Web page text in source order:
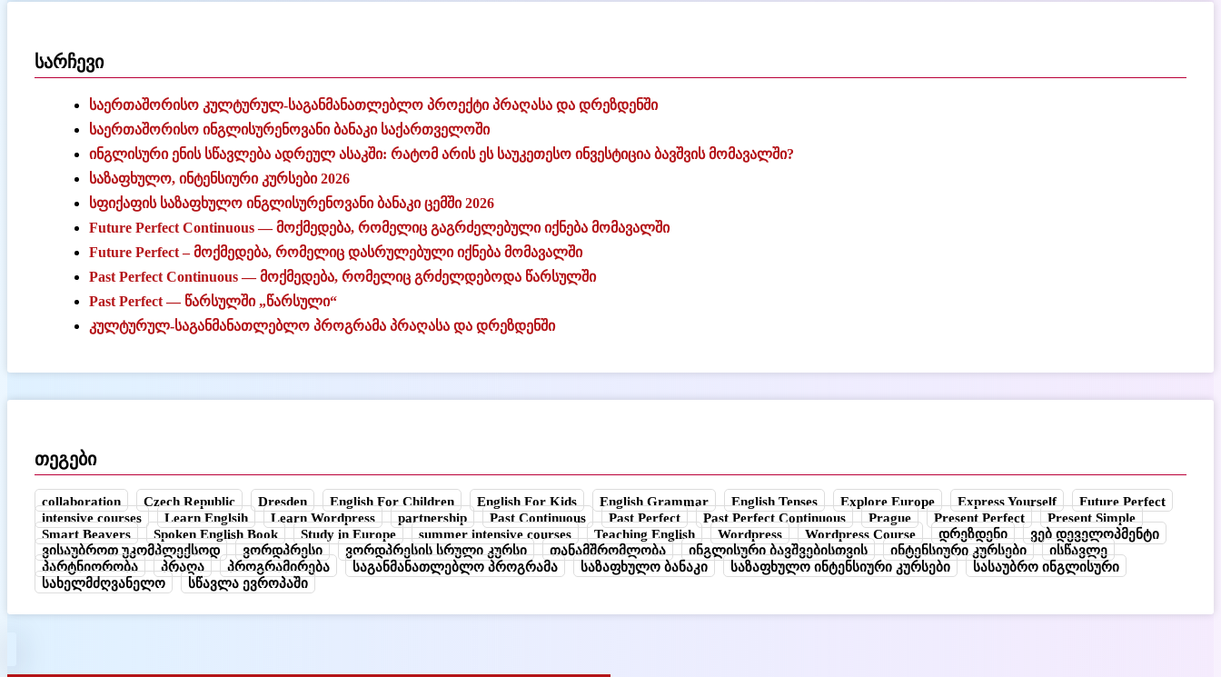
სარჩევი
საერთაშორისო კულტურულ-საგანმანათლებლო პროექტი პრაღასა და დრეზდენში
საერთაშორისო ინგლისურენოვანი ბანაკი საქართველოში
ინგლისური ენის სწავლება ადრეულ ასაკში: რატომ არის ეს საუკეთესო ინვესტიცია ბავშვის მომავალში?
საზაფხულო, ინტენსიური კურსები 2026
სფიქაფის საზაფხულო ინგლისურენოვანი ბანაკი ცემში 2026
Future Perfect Continuous — მოქმედება, რომელიც გაგრძელებული იქნება მომავალში
Future Perfect – მოქმედება, რომელიც დასრულებული იქნება მომავალში
Past Perfect Continuous — მოქმედება, რომელიც გრძელდებოდა წარსულში
Past Perfect — წარსულში „წარსული“
კულტურულ-საგანმანათლებლო პროგრამა პრაღასა და დრეზდენში
თეგები
collaboration Czech Republic Dresden English For Children English For Kids English Grammar English Tenses Explore Europe Express Yourself
Future Perfect
intensive courses
Learn Englsih Learn Wordpress partnership Past Continuous Past Perfect Past Perfect Continuous Prague Present Perfect
Present Simple
Smart Beavers
Spoken English Book Study in Europe summer intensive courses Teaching English Wordpress Wordpress Course დრეზდენი
ვებ დეველოპმენტი
ვისაუბროთ უკომპლექსოდ
ვორდპრესი ვორდპრესის სრული კურსი თანამშრომლობა ინგლისური ბავშვებისთვის ინტენსიური კურსები
ისწავლე
პარტნიორობა
პრაღა პროგრამირება საგანმანათლებლო პროგრამა საზაფხულო ბანაკი საზაფხულო ინტენსიური კურსები
სასაუბრო ინგლისური
სახელმძღვანელო
სწავლა ევროპაში